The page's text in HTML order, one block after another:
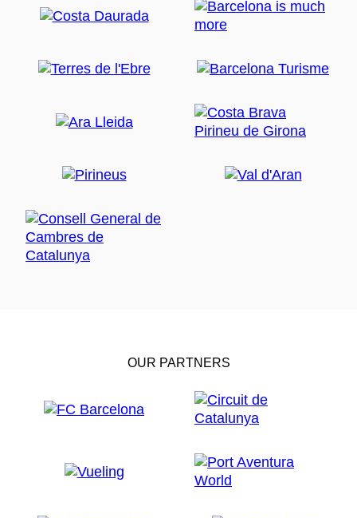
OUR PARTNERS